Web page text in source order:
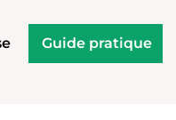
Guide pratique